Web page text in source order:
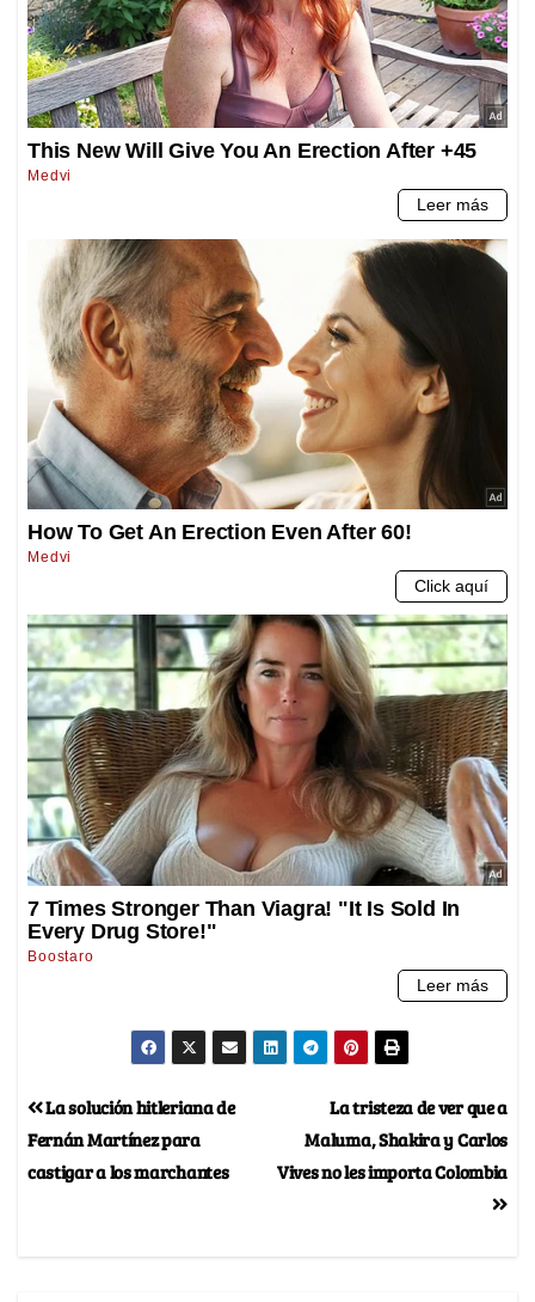
La tristeza de ver que a
Maluma, Shakira y Carlos
Vives no les importa Colombia
La solución hitleriana de
Fernán Martínez para
castigar a los marchantes